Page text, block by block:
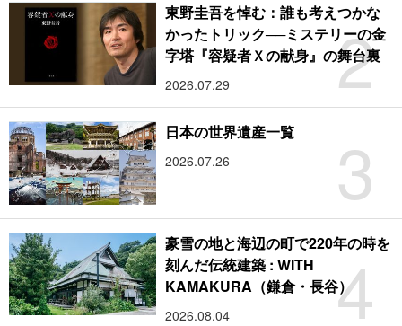
2
東野圭吾を悼む：誰も考えつかな
かったトリック──ミステリーの金
字塔『容疑者Ｘの献身』の舞台裏
2026.07.29
3
日本の世界遺産一覧
2026.07.26
4
豪雪の地と海辺の町で220年の時を
刻んだ伝統建築 : WITH
KAMAKURA（鎌倉・長谷）
2026.08.04